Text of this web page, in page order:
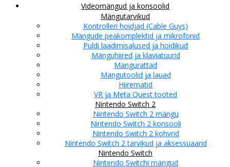
Videomängud ja konsoolid
Mängutarvikud
Kontrolleri hoidjad (Cable Guys)
Mängude peakomplektid ja mikrofonid
Puldi laadimisalused ja hoidikud
Mänguhiired ja klaviatuurid
Mängurattad
Mängutoolid ja lauad
Hiirematid
VR ja Meta Quest tooted
Nintendo Switch 2
Nintendo Switch 2 mängu
Nintendo Switch 2 konsooli
Nintendo Switch 2 kohvrid
Nintendo Switch 2 tarvikud ja aksessuaarid
Nintendo Switch
Nintendo Switchi mängud